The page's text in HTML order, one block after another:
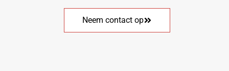
Neem contact op